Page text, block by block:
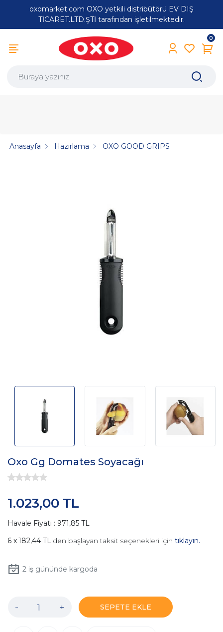
oxomarket.com OXO yetkili distribütörü EV DIŞ
TİCARET.LTD.ŞTİ tarafından işletilmektedir.
0
Anasayfa Hazırlama OXO GOOD GRIPS
Oxo Gg Domates Soyacağı
1.023,00 TL
Havale Fiyatı : 971,85 TL
182,44 TL'den başlayan taksit seçenekleri için tıklayın.
2iş gününde kargoda
- + SEPETE EKLE